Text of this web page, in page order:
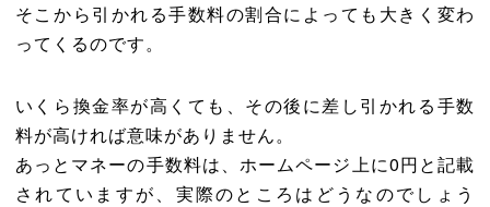
そこから引かれる手数料の割合によっても大きく変わ
ってくるのです。
いくら換金率が高くても、その後に差し引かれる手数
料が高ければ意味がありません。
あっとマネーの手数料は、ホームページ上に0円と記載
されていますが、実際のところはどうなのでしょう